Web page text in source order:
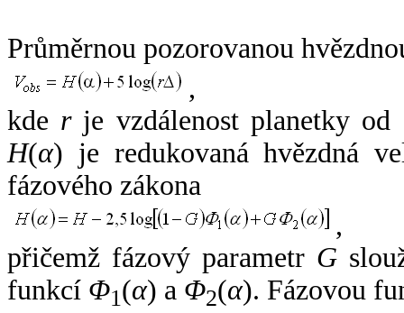
Průměrnou pozorovanou
,
kde rje vzdálenost planetky od
H(α) je redukovaná hvězdná
fázového zákona
,
přičemž fázový parametr G
funkcí Φ1(α) a Φ2(α). Fázovou